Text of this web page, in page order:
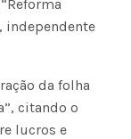
independente
da folha
citando o
lucros e